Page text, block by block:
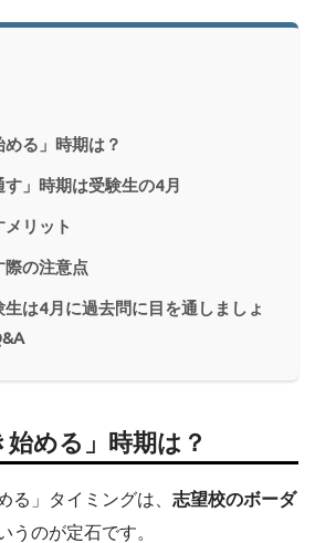
る」時期は？
」時期は受験生の4月
リット
際の注意点
生は4月に過去問に目を通しましょ
める」時期は？
る」タイミングは、 志望校のボーダ
うのが定石です。